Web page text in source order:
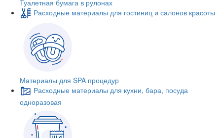
Туалетная бумага в рулонах
Расходные материалы для гостиниц и салонов красоты
Материалы для SPA процедур
Расходные материалы для кухни, бара, посуда
одноразовая